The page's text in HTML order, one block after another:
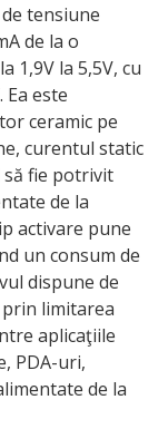
tensiune
de la o
1,9V la 5,5V, cu
Ea este
ceramic pe
curentul static
să fie potrivit
de la
activare pune
un consum de
dispune de
limitarea
aplicaţiile
PDA-uri,
de la